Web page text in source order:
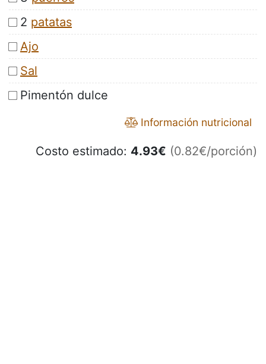
2 patatas
Ajo
Sal
Pimentón dulce
Información nutricional
Costo estimado: 4.93€ (0.82€/porción)